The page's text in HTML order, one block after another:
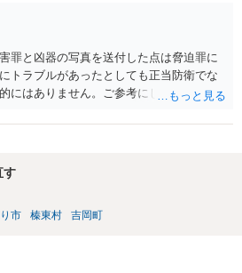
罪と凶器の写真を送付した点は脅迫罪に
トラブルがあったとしても正当防衛でな
にはありません。ご参考にしてくださ
す
市 榛東村 吉岡町